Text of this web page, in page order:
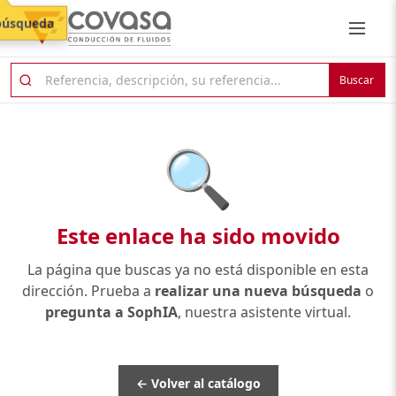
Buscar
🔍
Este enlace ha sido movido
La página que buscas ya no está disponible en esta
dirección. Prueba a realizar una nueva búsqueda o
pregunta a SophIA, nuestra asistente virtual.
← Volver al catálogo